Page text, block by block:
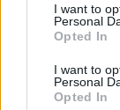
I want to
Personal
Opted In
I want to
Personal
Opted In
legislația
ferocitatea
CTP: